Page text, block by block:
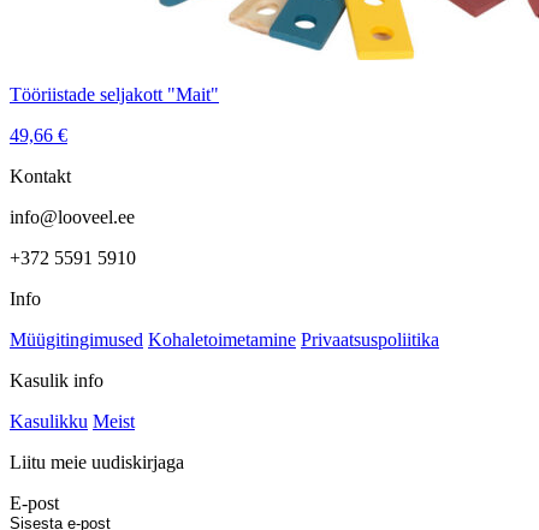
Tööriistade seljakott "Mait"
49,66 €
Kontakt
info@looveel.ee
+372 5591 5910
Info
Müügitingimused Kohaletoimetamine Privaatsuspoliitika
Kasulik info
Kasulikku Meist
Liitu meie uudiskirjaga
E-post